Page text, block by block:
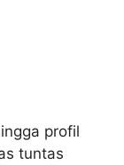
profil
tuntas